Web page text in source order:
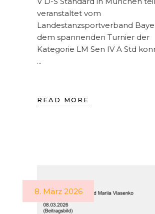
veranstaltet vom
Landestanzsportverband
dem spannenden Turnier der
Kategorie LM Sen IV A Std
READ MORE
8. März 2026